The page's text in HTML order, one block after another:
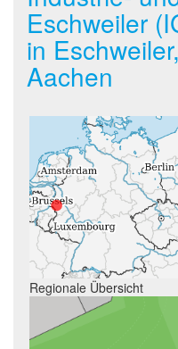
Eschweiler
in
Aachen
Regionale Übersicht